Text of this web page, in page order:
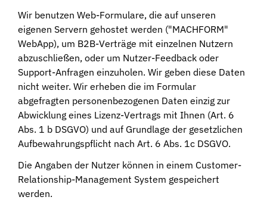
Wir benutzen Web-Formulare, die auf unseren
eigenen Servern gehostet werden ("MACHFORM"
WebApp), um B2B-Verträge mit einzelnen Nutzern
abzuschließen, oder um Nutzer-Feedback oder
Support-Anfragen einzuholen. Wir geben diese Daten
nicht weiter. Wir erheben die im Formular
abgefragten personenbezogenen Daten einzig zur
Abwicklung eines Lizenz-Vertrags mit Ihnen (Art. 6
Abs. 1 b DSGVO) und auf Grundlage der gesetzlichen
Aufbewahrungspflicht nach Art. 6 Abs. 1c DSGVO.
Die Angaben der Nutzer können in einem Customer-
Relationship-Management System gespeichert
werden.